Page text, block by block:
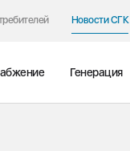
Новости СГК
Генерация